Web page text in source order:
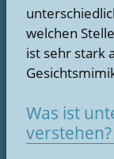
welchen
ist sehr stark
Was ist
verstehen?